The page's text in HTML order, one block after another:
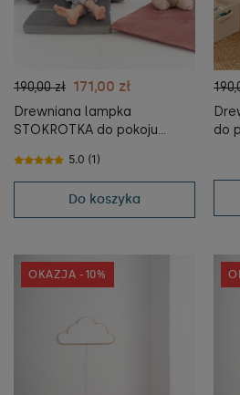
190,00 zł 171,00 zł
Drewniana lampka
STOKROTKA do pokoju
dzieci - tupti.lights
5.0 (1)
Do koszyka
do
OKAZJA -10%